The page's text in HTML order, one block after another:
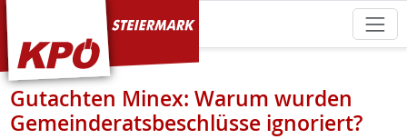
KPÖ Steiermark
Gutachten Minex: Warum wurden
Gemeinderatsbeschlüsse ignoriert?